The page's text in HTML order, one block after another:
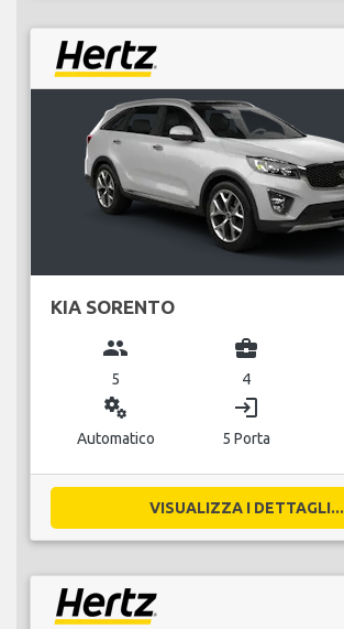
KIA SORENTO
group
5
business_center
4
miscellaneous_services
Automatico
login
5 Porta
VISUALIZZA I DETTAGLI...